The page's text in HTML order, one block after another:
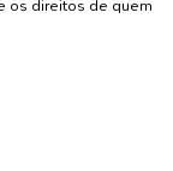
os direitos de quem